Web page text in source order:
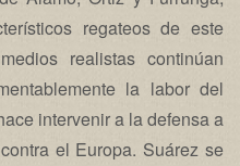
regateos de este
realistas continúan
la labor del
intervenir a la defensa a
el Europa. Suárez se